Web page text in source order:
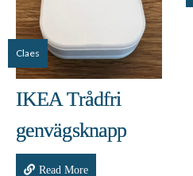
Claes
IKEA Trådfri
genvägsknapp
Read More